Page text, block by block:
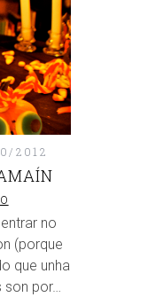
2012
no
(porque
que unha
son por…